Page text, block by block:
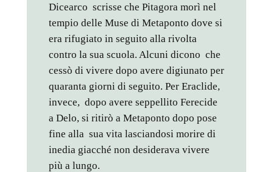
Dicearco scrisse che Pitagora morì nel
tempio delle Muse di Metaponto dove si
era rifugiato in seguito alla rivolta
contro la sua scuola. Alcuni dicono che
cessò di vivere dopo avere digiunato per
quaranta giorni di seguito. Per Eraclide,
invece, dopo avere seppellito Ferecide
a Delo, si ritirò a Metaponto dopo pose
fine alla sua vita lasciandosi morire di
inedia giacché non desiderava vivere
più a lungo.